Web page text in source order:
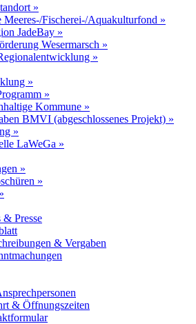
»
Meeres-/Fischerei-/Aquakulturfond »
JadeBay »
Wesermarsch »
»
»
»
Kommune »
BMVI (abgeschlossenes Projekt) »
»
LaWeGa »
»
»
& Presse
& Vergaben
& Öffnungszeiten